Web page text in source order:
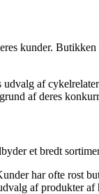
kunder.
af
af deres
et bredt
har ofte rost
af produkter af